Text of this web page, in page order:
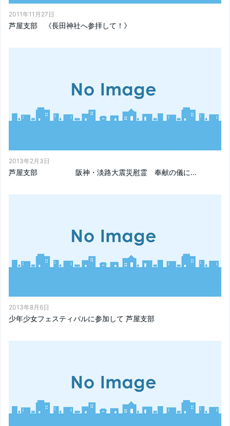
2011年11月27日
芦屋支部 《長田神社へ参拝して！》
2013年2月3日
芦屋支部 阪神・淡路大震災慰霊 奉献の儀に...
2013年8月6日
少年少女フェスティバルに参加して 芦屋支部